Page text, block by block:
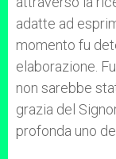
adatte ad
momento fu
elaborazione.
non sarebbe
grazia del
profonda uno